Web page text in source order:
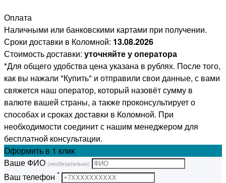
Оплата
Наличными или банковскими картами при получении.
Сроки доставки в Коломной: 13.08.2026
Стоимость доставки: уточняйте у оператора
*Для общего удобства цена указана в рублях. После того,
как вы нажали "Купить" и отправили свои данные, с вами
свяжется наш оператор, который назовёт сумму в
валюте вашей страны, а также проконсультирует о
способах и сроках доставки в Коломной. При
необходимости соединит с нашим менеджером для
бесплатной консультации.
Оформить в 1 клик
Ваше ФИО (необязательно)
Ваш телефон *